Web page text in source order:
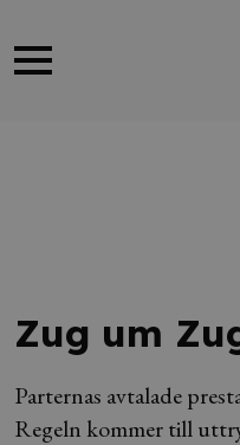
Zug um
Parternas avtalade
Regeln kommer till